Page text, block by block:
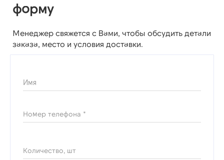
форму
Менеджер свяжется с Вами, чтобы обсудить детали
заказа, место и условия доставки.
Имя
Номер телефона *
Количество, шт